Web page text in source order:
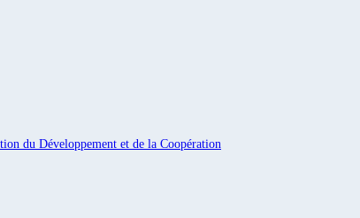
du Développement et de la Coopération